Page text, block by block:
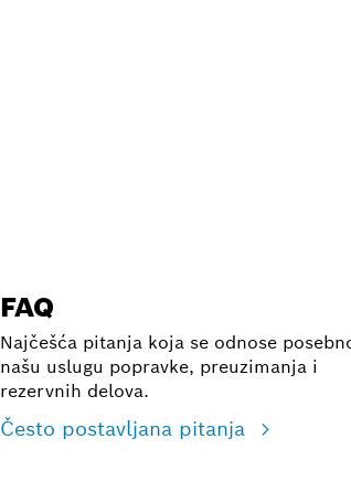
FAQ
Najčešća pitanja koja se odnose
našu uslugu popravke, preuzimanja i
rezervnih delova.
Često postavljana pitanja